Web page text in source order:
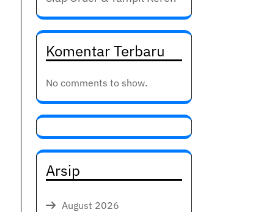
Komentar Terbaru
No comments to show.
Arsip
August 2026